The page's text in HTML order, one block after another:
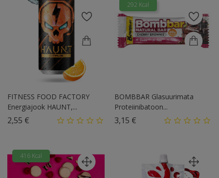
FITNESS FOOD FACTORY
Energiajook HAUNT,...
2,55 €
292 Kcal
BOMBBAR Glasuurimata
Proteiinibatoon...
3,15 €
416 Kcal